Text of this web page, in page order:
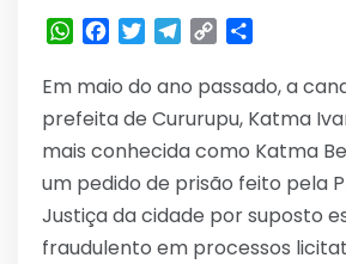
WhatsApp
Facebook
TwitterTelegram
Copy
Em maio do ano passado, a
prefeita de Cururupu, Katma
mais conhecida como Katma
um pedido de prisão feito pela
Justiça da cidade por suposto
fraudulento em processos